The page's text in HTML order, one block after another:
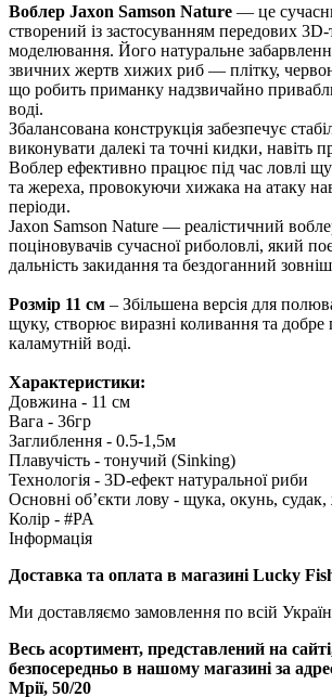
Воблер Jaxon Samson Nature — це
створений із застосуванням передових 3D-
моделювання. Його натуральне
звичних жертв хижих риб — плітку,
що робить приманку надзвичайно
воді.
Збалансована конструкція забезпечує
виконувати далекі та точні кидки, навіть
Воблер ефективно працює під час ловлі
та жереха, провокуючи хижака на атаку
періоди.
Jaxon Samson Nature — реалістичний
поціновувачів сучасної риболовлі, який
дальність закидання та бездоганний
Розмір 11 см – Збільшена версія для
щуку, створює виразні коливання та добре
каламутній воді.
Характеристики:
Довжина - 11 см
Вага - 36гр
Заглиблення - 0.5-1,5м
Плавучість - тонучий (Sinking)
Технологія - 3D-ефект натуральної риби
Основні об’єкти лову - щука, окунь, судак,
Колір - #PA
Інформація
Доставка та оплата в магазині Lucky
Ми доставляємо замовлення по всій
Весь асортимент, представлений на
безпосередньо в нашому магазині за
Мрії, 50/20